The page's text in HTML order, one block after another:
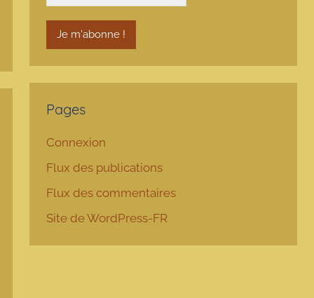
Pages
Connexion
Flux des publications
Flux des commentaires
Site de WordPress-FR